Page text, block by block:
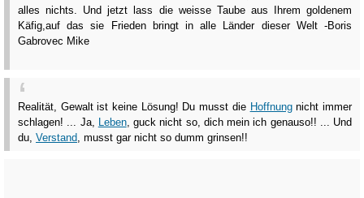
alles nichts. Und jetzt lass die weisse Taube aus Ihrem goldenem
Käfig,auf das sie Frieden bringt in alle Länder dieser Welt -Boris
Gabrovec Mike
Realität, Gewalt ist keine Lösung! Du musst die Hoffnungnicht immer
schlagen! ... Ja, Leben, guck nicht so, dich mein ich genauso!! ... Und
du, Verstand, musst gar nicht so dumm grinsen!!